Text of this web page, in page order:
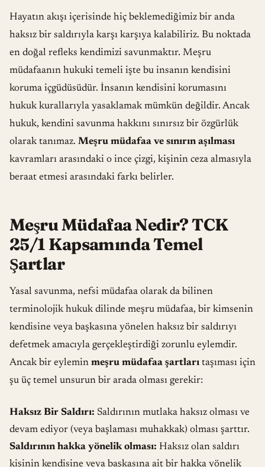
Hayatın akışı içerisinde hiç beklemediğimiz bir anda
haksız bir saldırıyla karşı karşıya kalabiliriz. Bu noktada
en doğal refleks kendimizi savunmaktır. Meşru
müdafaanın hukuki temeli işte bu insanın kendisini
koruma içgüdüsüdür. İnsanın kendisini korumasını
hukuk kurallarıyla yasaklamak mümkün değildir. Ancak
hukuk, kendini savunma hakkını sınırsız bir özgürlük
olarak tanımaz. Meşru müdafaa ve sınırın aşılması
kavramları arasındaki o ince çizgi, kişinin ceza almasıyla
beraat etmesi arasındaki farkı belirler.
Meşru Müdafaa Nedir? TCK
25/1 Kapsamında Temel
Şartlar
Yasal savunma, nefsi müdafaa olarak da bilinen
terminolojik hukuk dilinde meşru müdafaa, bir kimsenin
kendisine veya başkasına yönelen haksız bir saldırıyı
defetmek amacıyla gerçekleştirdiği zorunlu eylemdir.
Ancak bir eylemin meşru müdafaa şartları taşıması için
şu üç temel unsurun bir arada olması gerekir:
Haksız Bir Saldırı: Saldırının mutlaka haksız olması ve
devam ediyor (veya başlaması muhakkak) olması şarttır.
Saldırının hakka yönelik olması: Haksız olan saldırı
kişinin kendisine veya başkasına ait bir hakka yönelik